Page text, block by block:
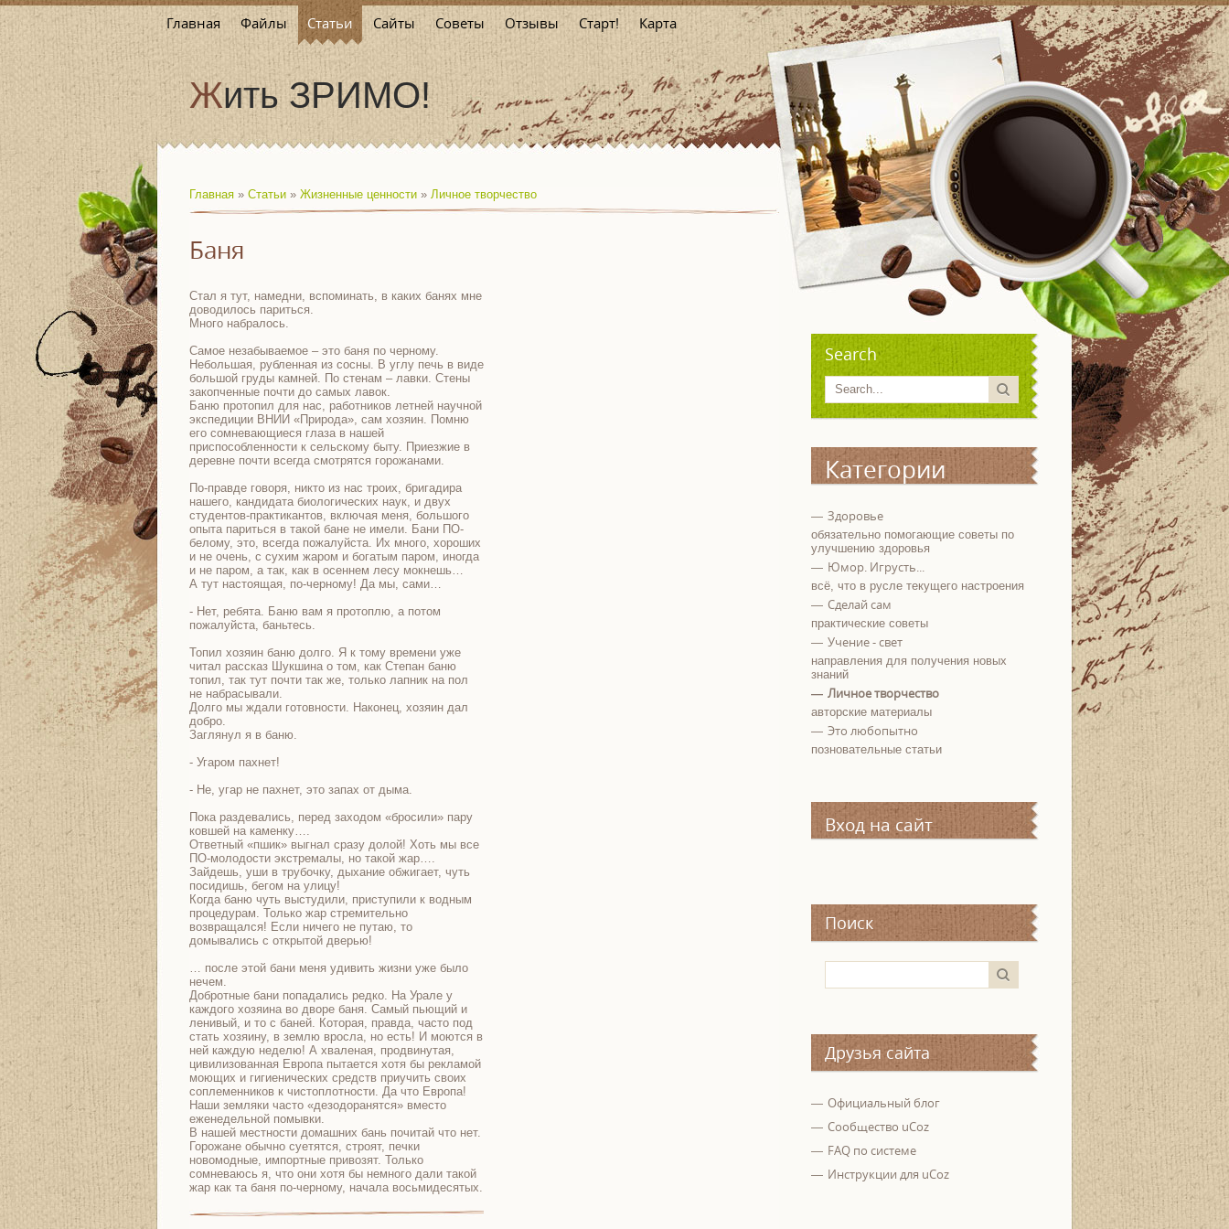
Главная Файлы Статьи Сайты Советы Отзывы Старт! Карта
Жить ЗРИМО!
Главная » Статьи » Жизненные ценности » Личное творчество
Баня
Стал я тут, намедни, вспоминать, в каких банях мне
доводилось париться.
Много набралось.
Самое незабываемое – это баня по черному.
Небольшая, рубленная из сосны. В углу печь в виде
большой груды камней. По стенам – лавки. Стены
закопченные почти до самых лавок.
Баню протопил для нас, работников летней научной
экспедиции ВНИИ «Природа», сам хозяин. Помню
его сомневающиеся глаза в нашей
приспособленности к сельскому быту. Приезжие в
деревне почти всегда смотрятся горожанами.
По-правде говоря, никто из нас троих, бригадира
нашего, кандидата биологических наук, и двух
студентов-практикантов, включая меня, большого
опыта париться в такой бане не имели. Бани ПО-
белому, это, всегда пожалуйста. Их много, хороших
и не очень, с сухим жаром и богатым паром, иногда
и не паром, а так, как в осеннем лесу мокнешь…
А тут настоящая, по-черному! Да мы, сами…
- Нет, ребята. Баню вам я протоплю, а потом
пожалуйста, баньтесь.
Топил хозяин баню долго. Я к тому времени уже
читал рассказ Шукшина о том, как Степан баню
топил, так тут почти так же, только лапник на пол
не набрасывали.
Долго мы ждали готовности. Наконец, хозяин дал
добро.
Заглянул я в баню.
- Угаром пахнет!
- Не, угар не пахнет, это запах от дыма.
Пока раздевались, перед заходом «бросили» пару
ковшей на каменку….
Ответный «пшик» выгнал сразу долой! Хоть мы все
ПО-молодости экстремалы, но такой жар….
Зайдешь, уши в трубочку, дыхание обжигает, чуть
посидишь, бегом на улицу!
Когда баню чуть выстудили, приступили к водным
процедурам. Только жар стремительно
возвращался! Если ничего не путаю, то
домывались с открытой дверью!
… после этой бани меня удивить жизни уже было
нечем.
Добротные бани попадались редко. На Урале у
каждого хозяина во дворе баня. Самый пьющий и
ленивый, и то с баней. Которая, правда, часто под
стать хозяину, в землю вросла, но есть! И моются в
ней каждую неделю! А хваленая, продвинутая,
цивилизованная Европа пытается хотя бы рекламой
моющих и гигиенических средств приучить своих
соплеменников к чистоплотности. Да что Европа!
Наши земляки часто «дезодоранятся» вместо
еженедельной помывки.
В нашей местности домашних бань почитай что нет.
Горожане обычно суетятся, строят, печки
новомодные, импортные привозят. Только
сомневаюсь я, что они хотя бы немного дали такой
жар как та баня по-черному, начала восьмидесятых.
Search
Категории
раздела
Здоровье
обязательно помогающие советы по
улучшению здоровья
Юмор. Игрусть...
всё, что в русле текущего настроения
Сделай сам
практические советы
Учение - свет
направления для получения новых
знаний
Личное творчество
авторские материалы
Это любопытно
позновательные статьи
Вход на сайт
Поиск
Друзья сайта
Официальный блог
Сообщество uCoz
FAQ по системе
Инструкции для uCoz